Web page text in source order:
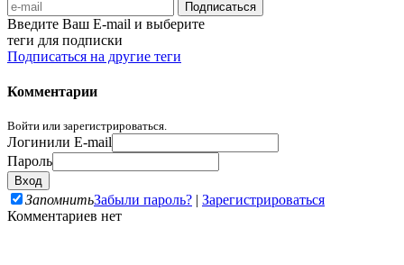
Введите Ваш E-mail и выберите
теги для подписки
Подписаться на другие теги
Комментарии
Войти или зарегистрироваться.
Логинили E-mail
Пароль
ЗапомнитьЗабыли пароль? | Зарегистрироваться
Комментариев нет